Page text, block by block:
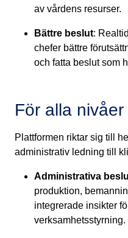
av vårdens resurser.
Bättre beslut:
chefer bättre
och fatta beslut som
För alla
Plattformen riktar sig till
administrativ ledning till
Administrativa
produktion,
integrerade insikter
verksamhetsstyrning.